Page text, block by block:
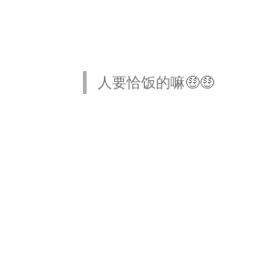
人要恰饭的嘛🤑🤑